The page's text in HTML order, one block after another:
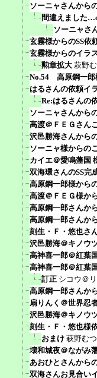
ソーニャさんから
間違えました
ソーニャさ
玄霧様からのSS依
玄霧様からのイラ
勲章拡大 萩野
No.54 高原鋼一郎
はるさんの依頼イ
Re:はるさんの
ソーニャさんから
高渡＠ＦＥＧさん
沢邑勝海さんから
ソーニャ様からの
カイエ＠愛鳴藩国
双海環さんのSS完
高原鋼一郎様から
高渡＠ＦＥＧ様か
高原鋼一郎さんか
高原鋼一郎さんか
刻生・Ｆ・悠也さ
沢邑勝海＠キノウ
高神喜一郎＠紅葉
高神喜一郎＠紅葉
訂正 シコウ＠
高原鋼一郎さんか
扇りんく＠世界忍
沢邑勝海＠キノウ
刻生・Ｆ・悠也様
おまけ 萩野む
壊和城夜＠ながみ
あおひとさんから
双海さんお見合い